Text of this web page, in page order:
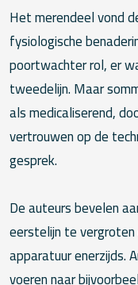
Het merendeel vond
fysiologische
poortwachter rol, er
tweedelijn. Maar
als medicaliserend,
vertrouwen op de
gesprek.
De auteurs bevelen
eerstelijn te
apparatuur enerzijds.
voeren naar